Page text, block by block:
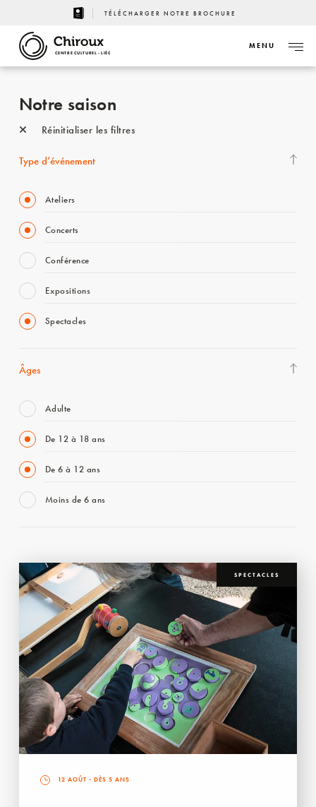
TÉLÉCHARGER NOTRE BROCHURE
CENTRE CULTUREL - LIÈGE
MENU
Notre saison
Réinitialiser les filtres
Type d’événement
Ateliers
Concerts
Conférence
Expositions
Spectacles
Âges
Adulte
De 12 à 18 ans
De 6 à 12 ans
Moins de 6 ans
SPECTACLES
12 AOÛT - DÈS 5 ANS